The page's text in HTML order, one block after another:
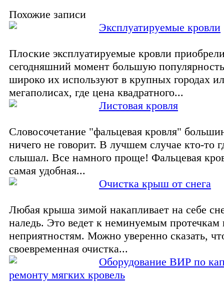
Похожие записи
Эксплуатируемые кровли
Плоские эксплуатируемые кровли
сегодняшний момент большую
широко их используют в крупных городах
мегаполисах, где цена квадратного...
Листовая кровля
Словосочетание "фальцевая кровля"
ничего не говорит. В лучшем случае кто-то
слышал. Все намного проще! Фальцевая
самая удобная...
Очистка крыш от снега
Любая крыша зимой накапливает на себе
наледь. Это ведет к неминуемым протечкам
неприятностям. Можно уверенно сказать,
своевременная очистка...
Оборудование ВИР по
ремонту мягких кровель